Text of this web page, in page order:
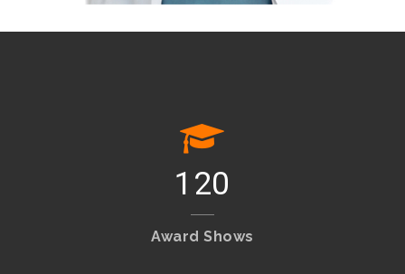
120
Award Shows